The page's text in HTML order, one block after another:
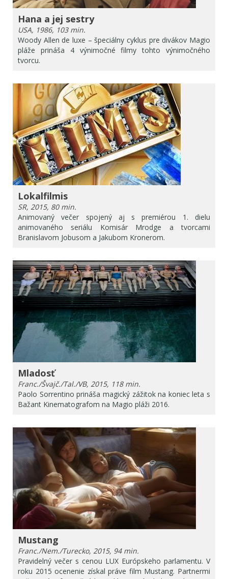
Hana a jej sestry
USA, 1986, 103 min.
Woody Allen de luxe – špeciálny cyklus pre divákov Magio
pláže prináša 4 výnimočné filmy tohto výnimočného
tvorcu.
Lokalfilmis
SR, 2015, 80 min.
Animovaný večer spojený aj s premiérou 1. dielu
animovaného seriálu Komisár Mrodge a tvorcami
Branislavom Jobusom a Jakubom Kronerom.
Mladosť
Franc./Švajč./Tal./VB, 2015, 118 min.
Paolo Sorrentino prináša magický zážitok na koniec leta s
Bažant Kinematografom na Magio pláži 2016.
Mustang
Franc./Nem./Turecko, 2015, 94 min.
Pravidelný večer s cenou LUX Európskeho parlamentu. V
roku 2015 ocenenie získal práve film Mustang. Partnermi